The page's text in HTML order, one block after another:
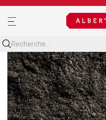
MENU